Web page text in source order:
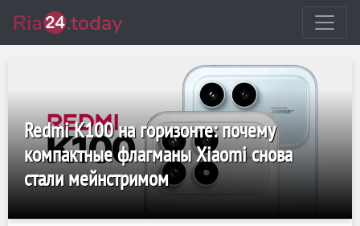
Redmi K100 на горизонте: почему
компактные флагманы Xiaomi снова
стали мейнстримом